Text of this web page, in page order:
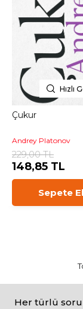
Hızlı
Çukur
Andrey Platonov
229,00 TL
148,85 TL
Sepete
Her türlü